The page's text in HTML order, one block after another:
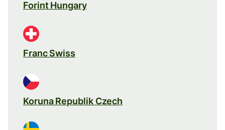
Forint Hungary
Franc Swiss
Koruna Republik Czech